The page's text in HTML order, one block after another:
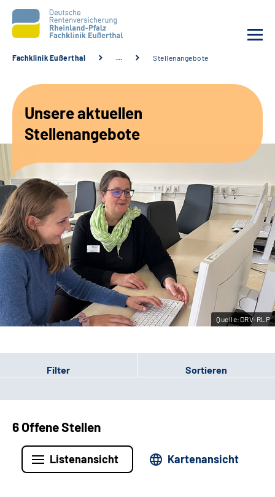
Unsere Angebote
Karriere
Beratungsstellen &
Zuweisende
Suche
Leichte Sprache
Gebärdensprache
Fachklinik Eußerthal … Stellenangebote
Unsere aktuellen
Stellenangebote
Quelle:DRV-RLP
Filter Sortieren
6 Offene Stellen
Listenansicht Kartenansicht